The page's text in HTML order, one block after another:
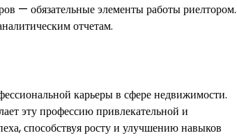
— обязательные элементы работы риелтором.
отчетам.
карьеры в сфере недвижимости.
эту профессию привлекательной и
способствуя росту и улучшению навыков